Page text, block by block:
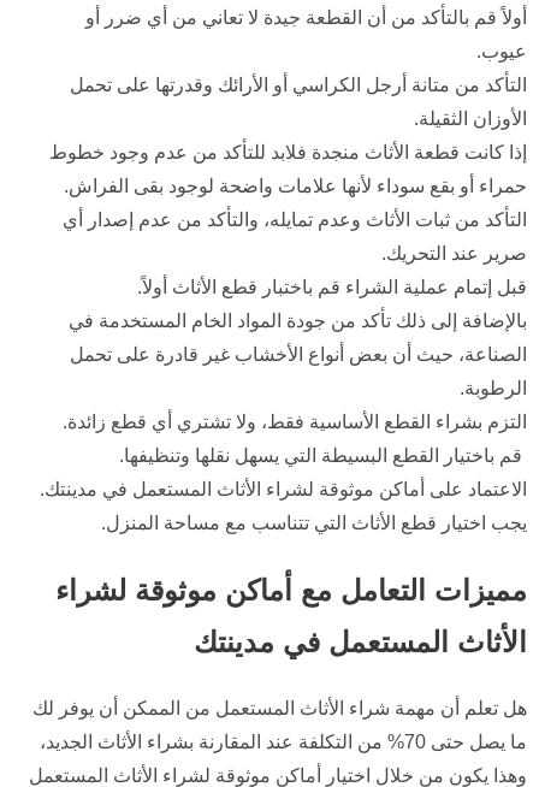
أولاً قم بالتأكد من أن القطعة جيدة لا تعاني من أي ضرر أو
عيوب.
التأكد من متانة أرجل الكراسي أو الأرائك وقدرتها على تحمل
الأوزان الثقيلة.
إذا كانت قطعة الأثاث منجدة فلابد للتأكد من عدم وجود خطوط
حمراء أو بقع سوداء لأنها علامات واضحة لوجود بقى الفراش.
التأكد من ثبات الأثاث وعدم تمايله، والتأكد من عدم إصدار أي
صرير عند التحريك.
قبل إتمام عملية الشراء قم باختبار قطع الأثاث أولاً.
بالإضافة إلى ذلك تأكد من جودة المواد الخام المستخدمة في
الصناعة، حيث أن بعض أنواع الأخشاب غير قادرة على تحمل
الرطوبة.
التزم بشراء القطع الأساسية فقط، ولا تشتري أي قطع زائدة.
قم باختيار القطع البسيطة التي يسهل نقلها وتنظيفها.
الاعتماد على أماكن موثوقة لشراء الأثاث المستعمل في مدينتك.
يجب اختيار قطع الأثاث التي تتناسب مع مساحة المنزل.
مميزات التعامل مع أماكن موثوقة لشراء
الأثاث المستعمل في مدينتك
هل تعلم أن مهمة شراء الأثاث المستعمل من الممكن أن يوفر لك
ما يصل حتى 70% من التكلفة عند المقارنة بشراء الأثاث الجديد،
وهذا يكون من خلال اختيار أماكن موثوقة لشراء الأثاث المستعمل